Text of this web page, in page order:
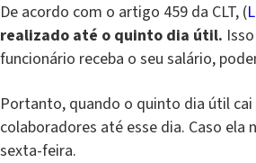
De acordo com o artigo 459 da CLT, (
realizado até o quinto dia útil.
funcionário receba o seu salário,
Portanto, quando o quinto dia útil cai
colaboradores até esse dia. Caso
sexta-feira.